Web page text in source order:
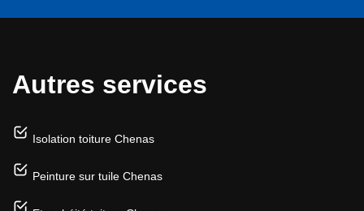
Autres services
Isolation toiture Chenas
Peinture sur tuile Chenas